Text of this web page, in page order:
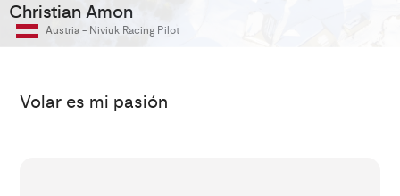
Christian Amon
Austria - Niviuk Racing Pilot
Volar es mi pasión